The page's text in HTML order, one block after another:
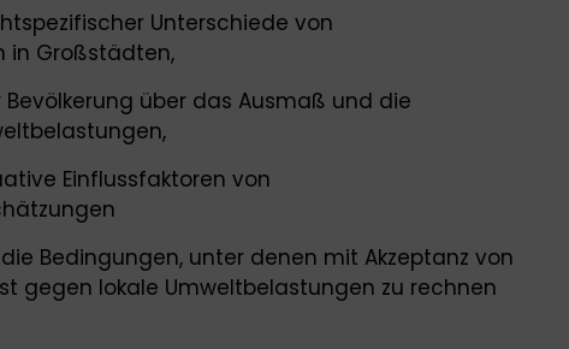
Unterschiede von
in Großstädten,
über das Ausmaß und die
Einflussfaktoren von
Bedingungen, unter denen mit Akzeptanz von
gegen lokale Umweltbelastungen zu rechnen